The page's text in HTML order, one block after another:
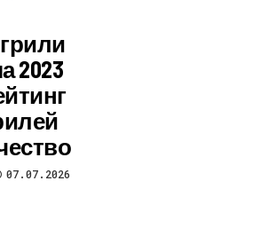
2023
07.07.2026